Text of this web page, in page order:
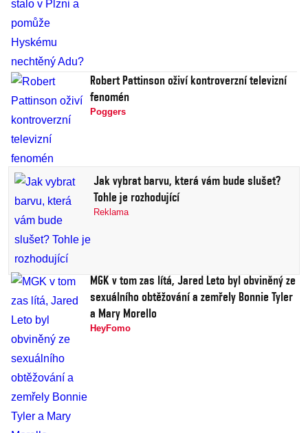
Robert Pattinson oživí kontroverzní televizní
fenomén
Poggers
Jak vybrat barvu, která vám bude slušet?
Tohle je rozhodující
Reklama
MGK v tom zas lítá, Jared Leto byl obviněný ze
sexuálního obtěžování a zemřely Bonnie Tyler
a Mary Morello
HeyFomo